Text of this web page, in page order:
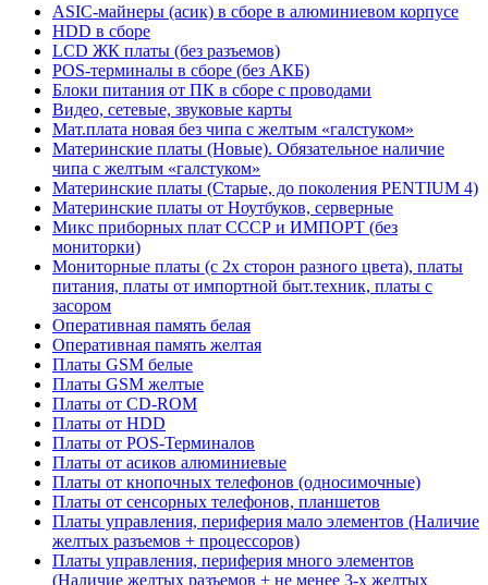
ASIC-майнеры (асик) в сборе в алюминиевом корпусе
HDD в сборе
LCD ЖК платы (без разъемов)
POS-терминалы в сборе (без АКБ)
Блоки питания от ПК в сборе с проводами
Видео, сетевые, звуковые карты
Мат.плата новая без чипа с желтым «галстуком»
Материнские платы (Новые). Обязательное наличие
чипа с желтым «галстуком»
Материнские платы (Старые, до поколения PENTIUM 4)
Материнские платы от Ноутбуков, серверные
Микс приборных плат СССР и ИМПОРТ (без
мониторки)
Мониторные платы (с 2х сторон разного цвета), платы
питания, платы от импортной быт.техник, платы с
засором
Оперативная память белая
Оперативная память желтая
Платы GSM белые
Платы GSM желтые
Платы от CD-ROM
Платы от HDD
Платы от POS-Терминалов
Платы от асиков алюминиевые
Платы от кнопочных телефонов (односимочные)
Платы от сенсорных телефонов, планшетов
Платы управления, периферия мало элементов (Наличие
желтых разъемов + процессоров)
Платы управления, периферия много элементов
(Наличие желтых разъемов + не менее 3-х желтых